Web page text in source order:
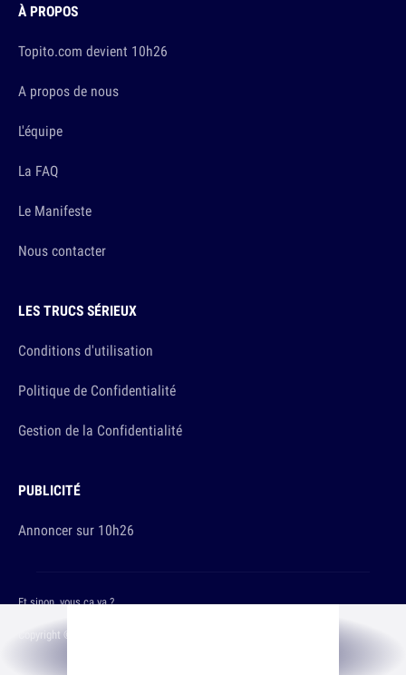
À PROPOS
Topito.com devient 10h26
A propos de nous
L'équipe
La FAQ
Le Manifeste
Nous contacter
LES TRUCS SÉRIEUX
Conditions d'utilisation
Politique de Confidentialité
Gestion de la Confidentialité
PUBLICITÉ
Annoncer sur 10h26
Copyright © 2026 The Original Publishing Studio
Et sinon, vous ça va ?